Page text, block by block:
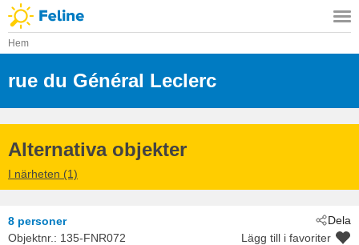
Hem
rue du Général Leclerc
- 80560
- Mailly-Maillet
Alternativa objekter
I närheten (1)
Dela
8 personer
Objektnr.: 135-FNR072 Lägg till i favoriter